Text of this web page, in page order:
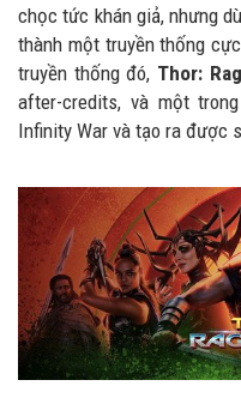
chọc tức khán giả, nhưng
thành một truyền thống
truyền thống đó, Thor:
after-credits, và một
Infinity War và tạo ra được